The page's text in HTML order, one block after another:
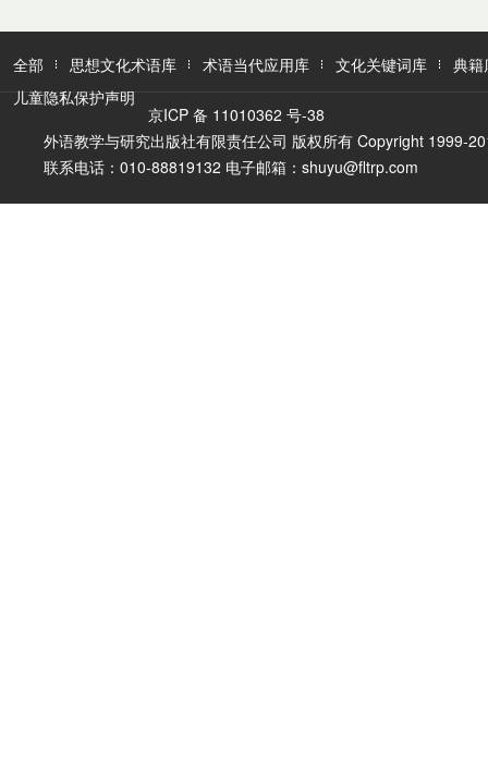
全部 思想文化术语库 术语当代应用库 文化关键词库
典籍
儿童隐私保护声明
京ICP 备 11010362 号-38
外语教学与研究出版社有限责任公司 版权所有 Copyright 1999-
联系电话：010-88819132 电子邮箱：shuyu@fltrp.com